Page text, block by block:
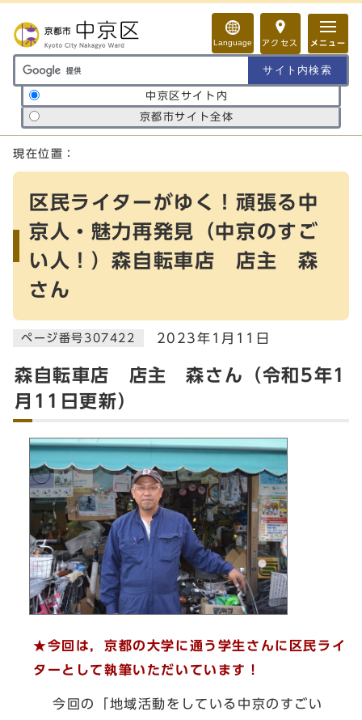
Language アクセス メニュー
サイト内検索の範囲
中京区サイト内
京都市サイト全体
ここから本文です
現在位置：
区民ライターがゆく！頑張る中
京人・魅力再発見（中京のすご
い人！）森自転車店 店主 森
さん
ページ番号307422 2023年1月11日
森自転車店 店主 森さん（令和5年1
月11日更新）
★今回は，京都の大学に通う学生さんに区民ライ
ターとして執筆いただいています！
今回の「地域活動をしている中京のすごい